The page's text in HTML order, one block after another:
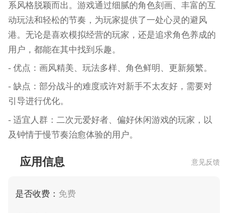
系风格脱颖而出。游戏通过细腻的角色刻画、丰富的互
动玩法和轻松的节奏，为玩家提供了一处心灵的避风
港。无论是喜欢模拟经营的玩家，还是追求角色养成的
用户，都能在其中找到乐趣。
- 优点：画风精美、玩法多样、角色鲜明、更新频繁。
- 缺点：部分战斗的难度或许对新手不太友好，需要对
引导进行优化。
- 适宜人群：二次元爱好者、偏好休闲游戏的玩家，以
及钟情于慢节奏治愈体验的用户。
应用信息 意见反馈
是否收费： 免费